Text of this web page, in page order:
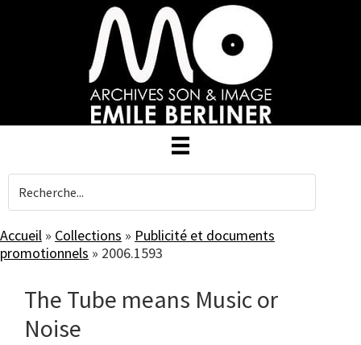
Accueil » Collections » Publicité et documents
promotionnels » 2006.1593
The Tube means Music or
Noise